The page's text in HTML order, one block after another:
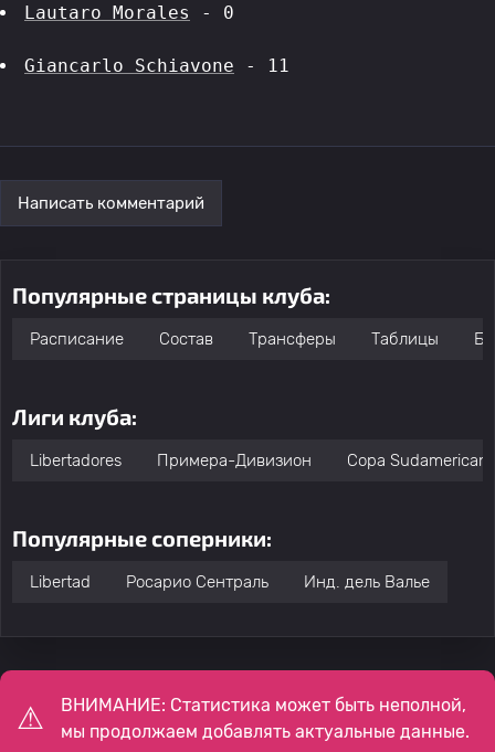
Lautaro Morales - 0
Giancarlo Schiavone - 11
Написать комментарий
Популярные страницы клуба:
Расписание Состав Трансферы Таблицы
Лиги клуба:
Libertadores Примера-Дивизион Copa
Популярные соперники:
Libertad Росарио Сентраль Инд. дель Валье
ВНИМАНИЕ: Статистика может быть неполной,
мы продолжаем добавлять актуальные данные.